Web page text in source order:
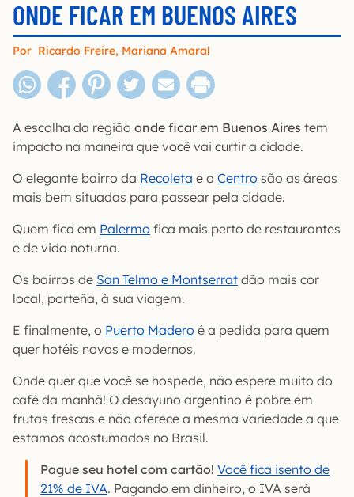
ONDE FICAR EM BUENOS AIRES
Por Ricardo Freire, Mariana Amaral
A escolha da região onde ficar em Buenos Aires tem
impacto na maneira que você vai curtir a cidade.
O elegante bairro da Recoleta e o Centro são as áreas
mais bem situadas para passear pela cidade.
Quem fica em Palermo fica mais perto de restaurantes
e de vida noturna.
Os bairros de San Telmo e Montserrat dão mais cor
local, porteña, à sua viagem.
E finalmente, o Puerto Madero é a pedida para quem
quer hotéis novos e modernos.
Onde quer que você se hospede, não espere muito do
café da manhã! O desayuno argentino é pobre em
frutas frescas e não oferece a mesma variedade a que
estamos acostumados no Brasil.
Pague seu hotel com cartão! Você fica isento de
21% de IVA. Pagando em dinheiro, o IVA será